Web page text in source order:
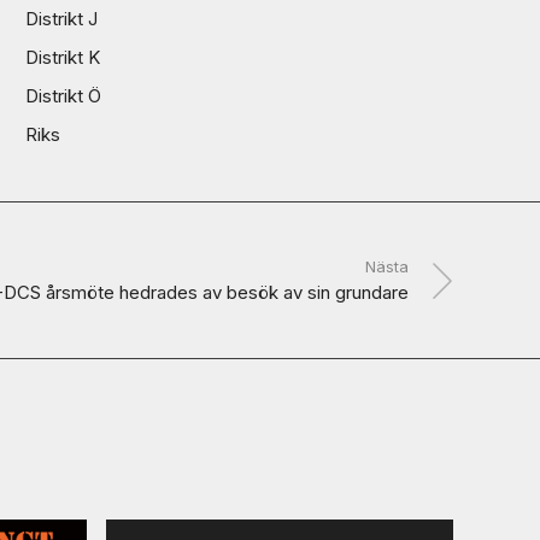
Distrikt J
Distrikt K
Distrikt Ö
Riks
Nästa
årsmöte hedrades av besök av sin grundare